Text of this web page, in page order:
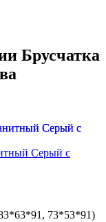
Брусчатка
Серый с
73*53*91)